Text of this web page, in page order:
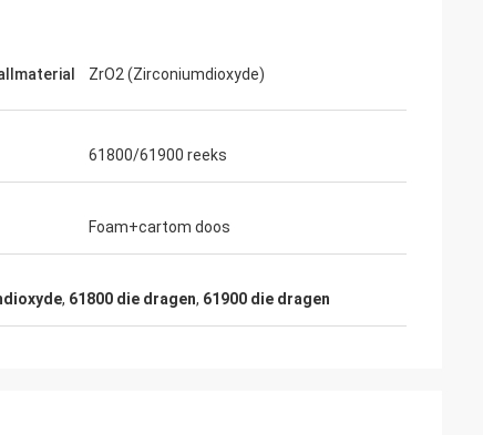
ZrO2 (Zirconiumdioxyde)
61800/61900 reeks
Foam+cartom doos
, 61800 die dragen, 61900 die dragen